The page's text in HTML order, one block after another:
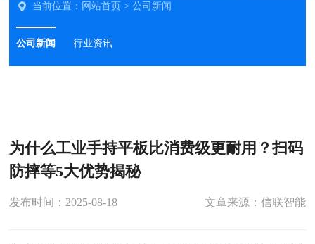
当前位置： 网站首页 >公司新闻
公司新闻 行业资讯
为什么工业手持平板比消费级更耐用？扫码
防摔等5大优势揭秘‌
发布时间：2025-08-18 文章来源：信联智能